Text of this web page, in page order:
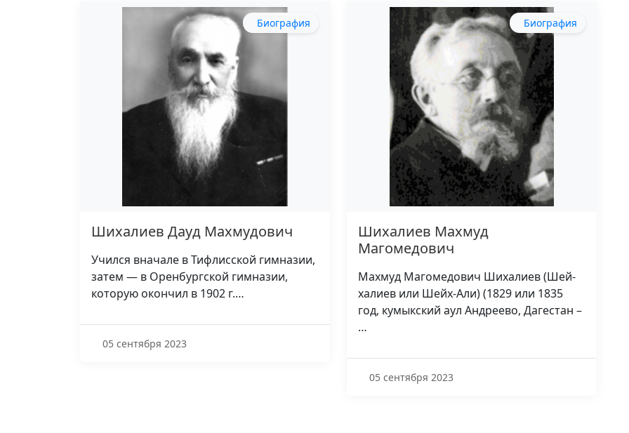
Биография
Шихалиев Дауд Махмудович
Учился вначале в Тифлисской гимназии,
затем — в Оренбургской гимназии,
которую окончил в 1902 г.…
05 сентября 2023
Биография
Шихалиев Махмуд
Магомедович
Махмуд Магомедович Шихалиев (Шей­
халиев или Шейх-Али) (1829 или 1835
год, кумыкский аул Андреево, Дагестан –
…
05 сентября 2023